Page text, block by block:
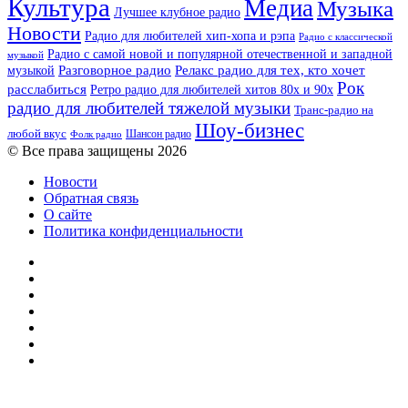
Культура Лучшее клубное радио МедиаМузыка
Новости Радио для любителей хип-хопа и рэпа Радио с классической
музыкой Радио с самой новой и популярной отечественной и западной
музыкой Разговорное радио Релакс радио для тех, кто хочет
расслабиться Ретро радио для любителей хитов 80х и 90х Рок
радио для любителей тяжелой музыки Транс-радио на
любой вкус Фолк радио Шансон радио Шоу-бизнес
© Все права защищены 2026
Новости
Обратная связь
О сайте
Политика конфиденциальности